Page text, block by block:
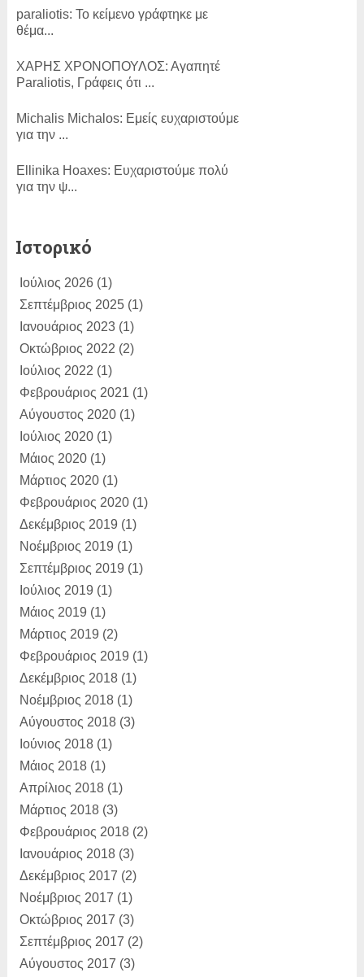
paraliotis: Το κείμενο γράφτηκε με
θέμα...
ΧΑΡΗΣ ΧΡΟΝΟΠΟΥΛΟΣ: Αγαπητέ
Paraliotis, Γράφεις ότι ...
Michalis Michalos: Εμείς ευχαριστούμε
για την ...
Εllinika Ηoaxes: Ευχαριστούμε πολύ
για την ψ...
ΑΚΗΣ ΧΟΥΖΟΥΡΗΣ:
για συζήτησ...
Dimitris Bertzeletos:
Παραλιώτη, σε διαβ�...
Ιστορικό
Ιούλιος 2026(1)
Σεπτέμβριος 2025(1)
Ιανουάριος 2023(1)
Οκτώβριος 2022 (2)
Ιούλιος 2022 (1)
Φεβρουάριος 2021 (1)
Αύγουστος 2020(1)
Ιούλιος 2020(1)
Μάιος 2020(1)
Μάρτιος 2020(1)
Φεβρουάριος 2020(1)
Δεκέμβριος 2019 (1)
Νοέμβριος 2019 (1)
Σεπτέμβριος 2019 (1)
Ιούλιος 2019 (1)
Μάιος 2019 (1)
Μάρτιος 2019 (2)
Φεβρουάριος 2019 (1)
Δεκέμβριος 2018(1)
Νοέμβριος 2018(1)
Αύγουστος 2018(3)
Ιούνιος 2018(1)
Μάιος 2018(1)
Απρίλιος 2018(1)
Μάρτιος 2018(3)
Φεβρουάριος 2018(2)
Ιανουάριος 2018(3)
Δεκέμβριος 2017 (2)
Νοέμβριος 2017 (1)
Οκτώβριος 2017 (3)
Σεπτέμβριος 2017 (2)
Αύγουστος 2017 (3)